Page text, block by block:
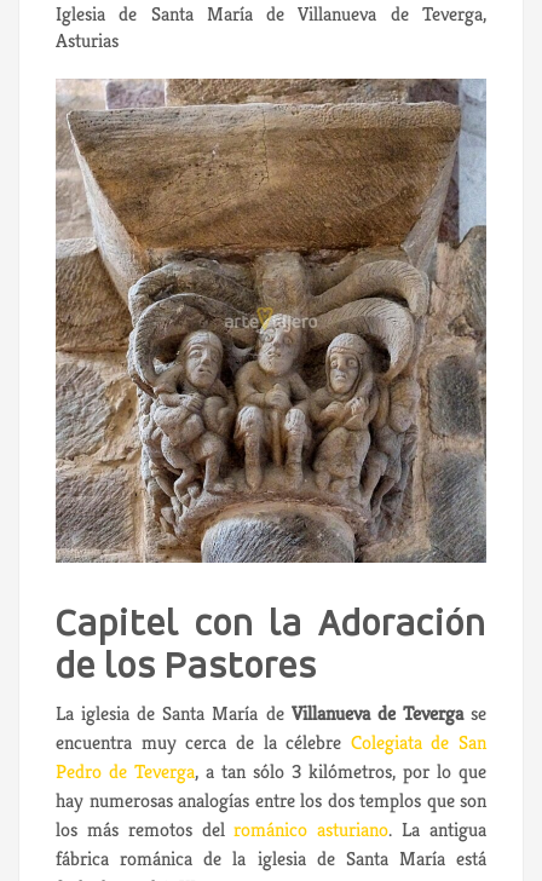
Iglesia de Santa María de Villanueva de Teverga,
Asturias
Capitel con la Adoración
de los Pastores
La iglesia de Santa María de Villanueva de Tevergase
encuentra muy cerca de la célebre Colegiata de San
Pedro de Teverga, a tan sólo 3 kilómetros, por lo que
hay numerosas analogías entre los dos templos que son
los más remotos delrománico asturiano. La antigua
fábrica románica de la iglesia de Santa María está